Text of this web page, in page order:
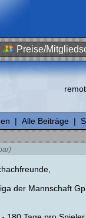
Preise/
| Alle Beiträge |
der Mannschaft